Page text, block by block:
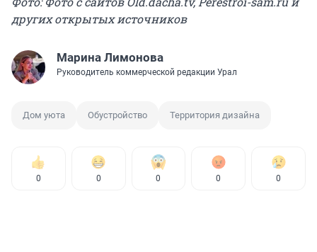
других открытых источников
Марина Лимонова
Руководитель коммерческой редакции Урал
Дом уюта Обустройство Территория дизайна
0 0 0 0 0